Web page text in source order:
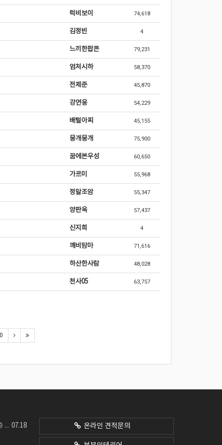
럭비보이 74,618
김정빈 4
느끼한팝콘 79,231
엄처시하 58,370
전제준 45,870
강연웅 54,229
배털아찌 45,155
뭉개뭉개 75,900
꿈에본우성 60,650
가르미 55,968
정말조암 55,347
양판옥 57,437
신지희 4
깨비맘마 71,616
하산한사람 48,028
천사05 63,757
07.18 온라인 견적문의